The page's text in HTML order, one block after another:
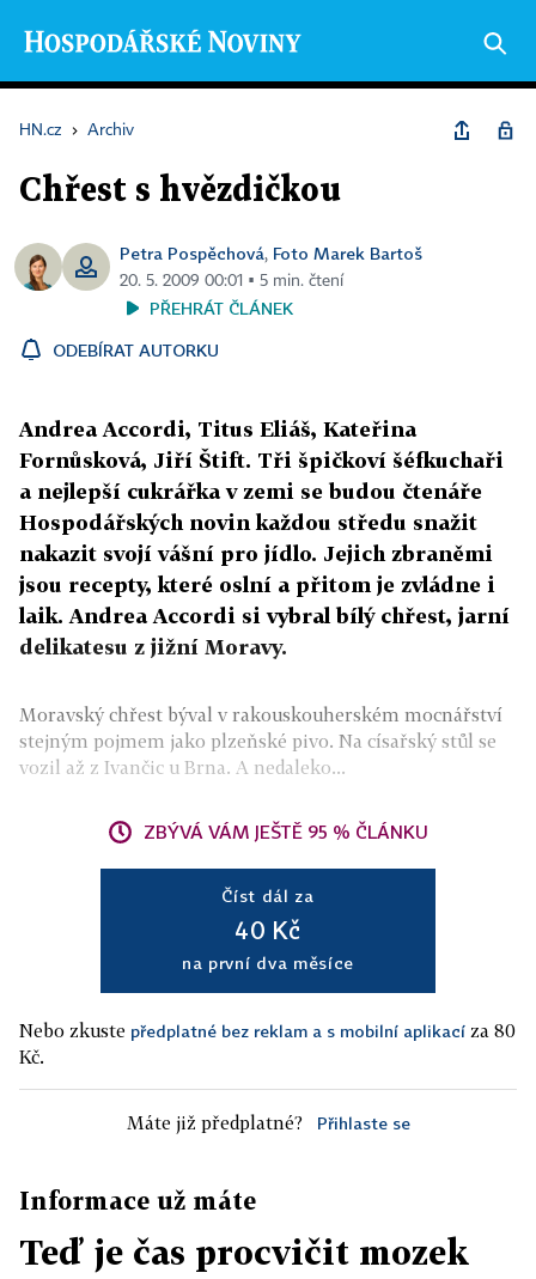
HN.cz › Archiv
Chřest s hvězdičkou
Petra Pospěchová, Foto Marek Bartoš
20. 5. 2009 00:01 ▪ 5 min. čtení
PŘEHRÁT ČLÁNEK
ODEBÍRAT AUTORKU
Andrea Accordi, Titus Eliáš, Kateřina
Fornůsková, Jiří Štift. Tři špičkoví šéfkuchaři
a nejlepší cukrářka v zemi se budou čtenáře
Hospodářských novin každou středu snažit
nakazit svojí vášní pro jídlo. Jejich zbraněmi
jsou recepty, které oslní a přitom je zvládne i
laik. Andrea Accordi si vybral bílý chřest, jarní
delikatesu z jižní Moravy.
Moravský chřest býval v rakouskouherském mocnářství
stejným pojmem jako plzeňské pivo. Na císařský stůl se
vozil až z Ivančic u Brna. A nedaleko...
ZBÝVÁ VÁM JEŠTĚ 95 % ČLÁNKU
Číst dál za
40 Kč
na první dva měsíce
Nebo zkuste předplatné bez reklam a s mobilní aplikací za 80
Kč.
Máte již předplatné? Přihlaste se
Informace už máte
Teď je čas procvičit mozek